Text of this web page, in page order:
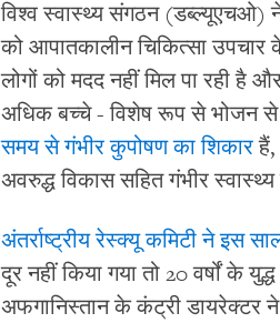
विश्व स्वास्थ्य संगठन (डब्ल्यूएचओ)
को आपातकालीन चिकित्सा उपचार
लोगों को मदद नहीं मिल पा रही
अधिक बच्चे - विशेष रूप से भोजन से
समय से गंभीर कुपोषण का शिकारहैं,
अवरुद्ध विकास सहित गंभीर
अंतर्राष्ट्रीय रेस्क्यू कमिटी ने इस
दूर नहीं किया गया तो 20 वर्षों के
अफगानिस्तान के कंट्री डायरेक्टर